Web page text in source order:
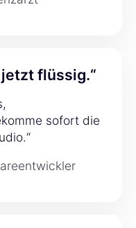
flüssig.“
sofort die